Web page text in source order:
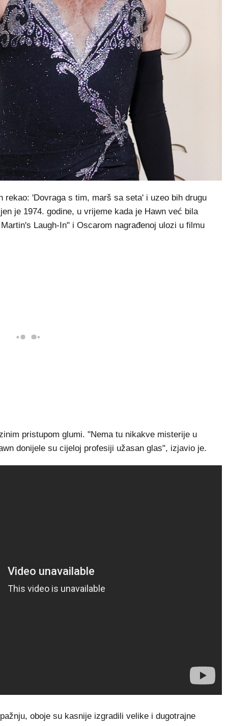
rekao: 'Dovraga s tim, marš sa seta' i uzeo bih drugu
je 1974. godine, u vrijeme kada je Hawn već bila
Laugh-In" i Oscarom nagrađenoj ulozi u filmu
pristupom glumi. "Nema tu nikakve misterije u
donijele su cijeloj profesiji užasan glas", izjavio je.
oboje su kasnije izgradili velike i dugotrajne